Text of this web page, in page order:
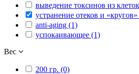
выведение токсинов из
устранение отеков и
anti-aging (1)
успокаивающее (1)
Вес
200 гр. (0)